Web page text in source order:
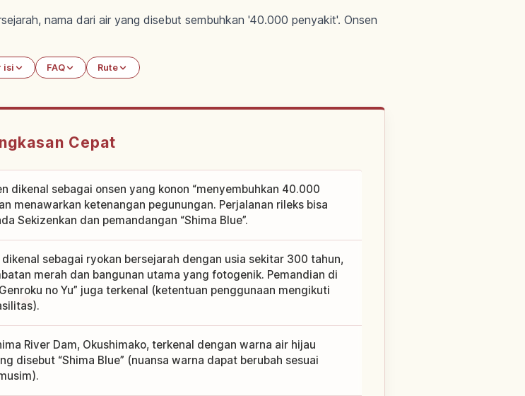
nama dari air yang disebut sembuhkan '40.000 penyakit'. Onsen
isi FAQ Rute
Cepat
dikenal sebagai onsen yang konon “menyembuhkan 40.000
menawarkan ketenangan pegunungan. Perjalanan rileks bisa
Sekizenkan dan pemandangan “Shima Blue”.
sebagai ryokan bersejarah dengan usia sekitar 300 tahun,
merah dan bangunan utama yang fotogenik. Pemandian di
no Yu” juga terkenal (ketentuan penggunaan mengikuti
River Dam, Okushimako, terkenal dengan warna air hijau
disebut “Shima Blue” (nuansa warna dapat berubah sesuai